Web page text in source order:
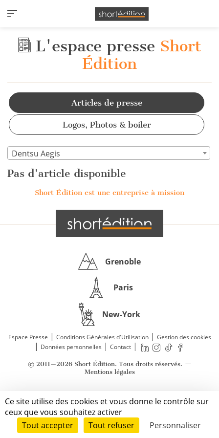
Panneau de gestion des cookies
Ce site utilise des cookies et vous donne le contrôle sur
ceux que vous souhaitez activer
Tout accepter
Tout refuser Personnaliser
L'espace presse Short
Édition
Articles de presse
Logos, Photos & boiler
Dentsu Aegis
Pas d'article disponible
Short Édition est une entreprise à mission
Grenoble
Paris
New-York
Espace Presse | Conditions Générales d'Utilisation| Gestion des cookies
| Données personnelles | Contact|
© 2011—2026 Short Édition. Tous droits réservés. —
Mentions légales